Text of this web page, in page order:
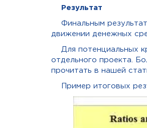
Результат
Финальным
движении денежных
Для потенциальных
отдельного проекта.
прочитать в нашей
Пример итоговых